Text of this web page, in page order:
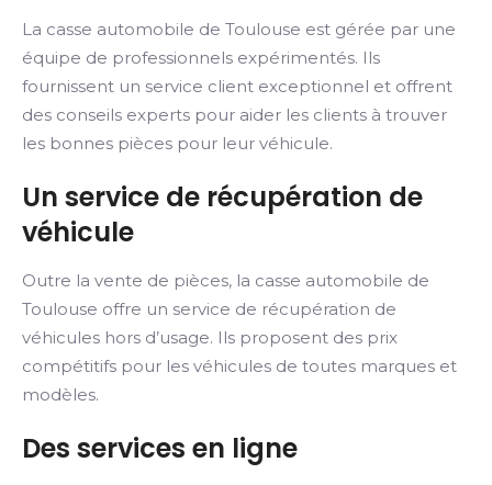
La casse automobile de Toulouse est gérée par une
équipe de professionnels expérimentés. Ils
fournissent un service client exceptionnel et offrent
des conseils experts pour aider les clients à trouver
les bonnes pièces pour leur véhicule.
Un service de récupération de
véhicule
Outre la vente de pièces, la casse automobile de
Toulouse offre un service de récupération de
véhicules hors d’usage. Ils proposent des prix
compétitifs pour les véhicules de toutes marques et
modèles.
Des services en ligne